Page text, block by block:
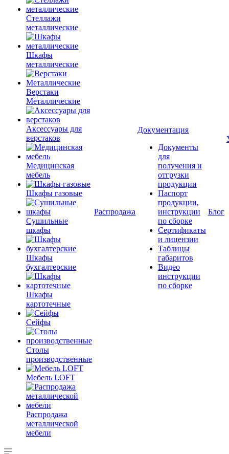
Стеллажи
металлические
Шкафы
металлические
Верстаки
Металлические
Аксессуары для
верстаков
Медицинская
мебель
Шкафы газовые
Сушильные
шкафы
Шкафы
бухгалтерские
Шкафы
картотечные
Сейфы
Столы
производственные
Мебель LOFT
Распродажа
металлической
мебели
Распродажа
Документация
Документы
для
получения и
отгрузки
продукции
Паспорт
продукции,
инструкции
по сборке
Сертификаты
и лицензии
Таблицы
габаритов
Видео
инструкции
по сборке
Блог